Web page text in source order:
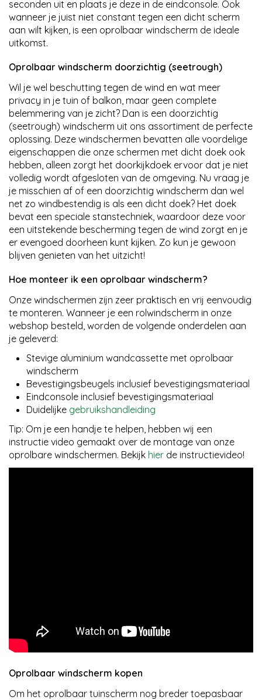
seconden uit en plaats je deze in de eindconsole. Ook
wanneer je juist niet constant tegen een dicht scherm
aan wilt kijken, is een oprolbaar windscherm de ideale
uitkomst.
Oprolbaar windscherm doorzichtig (seetrough)
Wil je wel beschutting tegen de wind en wat meer
privacy in je tuin of balkon, maar geen complete
belemmering van je zicht? Dan is een doorzichtig
(seetrough) windscherm uit ons assortiment de perfecte
oplossing. Deze windschermen bevatten alle voordelige
eigenschappen die onze schermen met dicht doek ook
hebben, alleen zorgt het doorkijkdoek ervoor dat je niet
volledig wordt afgesloten van de omgeving. Nu vraag je
je misschien af of een doorzichtig windscherm dan wel
net zo windbestendig is als een dicht doek? Het doek
bevat een speciale stanstechniek, waardoor deze voor
een uitstekende bescherming tegen de wind zorgt en je
er evengoed doorheen kunt kijken. Zo kun je gewoon
blijven genieten van het uitzicht!
Hoe monteer ik een oprolbaar windscherm?
Onze windschermen zijn zeer praktisch en vrij eenvoudig
te monteren. Wanneer je een rolwindscherm in onze
webshop besteld, worden de volgende onderdelen aan
je geleverd:
Stevige aluminium wandcassette met oprolbaar
windscherm
Bevestigingsbeugels inclusief bevestigingsmateriaal
Eindconsole inclusief bevestigingsmateriaal
Duidelijke gebruikshandleiding
Tip: Om je een handje te helpen, hebben wij een
instructie video gemaakt over de montage van onze
oprolbare windschermen. Bekijk hier de instructievideo!
Oprolbaar windscherm kopen
Om het oprolbaar tuinscherm nog breder toepasbaar